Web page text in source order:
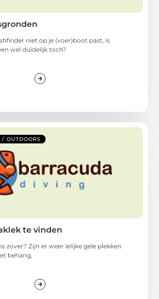
niet op je (voer)boot past, is
wel duidelijk toch?
/ OUTDOORS
te vinden
zover? Zijn er weer lelijke gele plekken
behang,